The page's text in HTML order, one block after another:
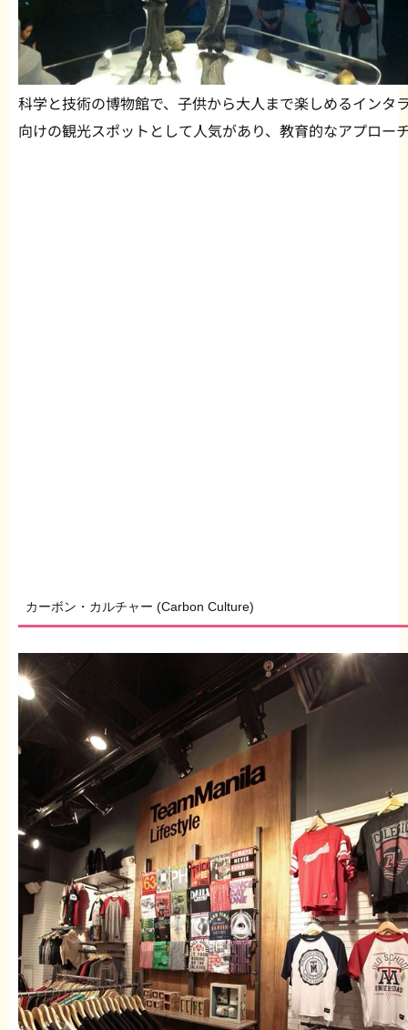
科学と技術の博物館で、子供から大人まで楽しめるインタ
向けの観光スポットとして人気があり、教育的なアプロー
カーボン・カルチャー (Carbon Culture)